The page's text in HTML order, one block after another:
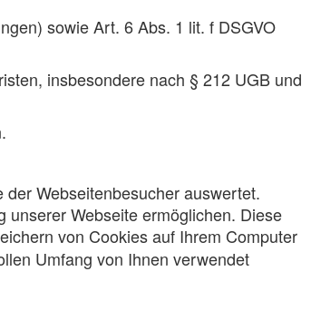
sowie Art. 6 Abs. 1 lit. f DSGVO
insbesondere nach § 212 UGB und
Webseitenbesucher auswertet.
unserer Webseite ermöglichen. Diese
von Cookies auf Ihrem Computer
Umfang von Ihnen verwendet